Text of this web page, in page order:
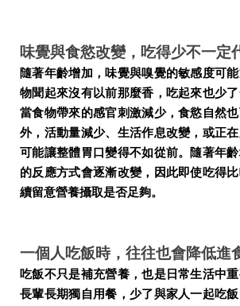
味覺與食慾改變，吃得少不一定
隨著年齡增加，味覺與嗅覺的敏感度可
物聞起來沒有以前那麼香，吃起來也少了
當食物帶來的感官刺激減少，食慾自然
外，活動量減少、生活作息改變，或正
可能讓整體胃口變得不如從前。隨著年
的反應方式會逐漸改變，因此即使吃得
續留意營養攝取是否足夠。
一個人吃飯時，往往也會降低進
吃飯不只是補充營養，也是日常生活中
長輩長期獨自用餐，少了與家人一起吃